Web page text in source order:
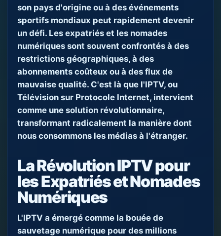
son pays d'origine ou à des événements
sportifs mondiaux peut rapidement devenir
un défi. Les expatriés et les nomades
numériques sont souvent confrontés à des
restrictions géographiques, à des
abonnements coûteux ou à des flux de
mauvaise qualité. C'est là que l'IPTV, ou
Télévision sur Protocole Internet, intervient
comme une solution révolutionnaire,
transformant radicalement la manière dont
nous consommons les médias à l'étranger.
La Révolution IPTV pour
les Expatriés et Nomades
Numériques
L'IPTV a émergé comme la bouée de
sauvetage numérique pour des millions